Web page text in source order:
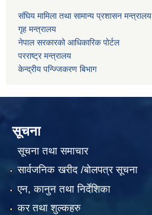
संघिय मामिला तथा सामान्य प्रशासन मन्त्रालय
गृह मन्त्रालय
नेपाल सरकारको आधिकारिक पोर्टल
परराष्ट्र मन्त्रालय
केन्द्रीय पन्ज्जिकरण बिभाग
सूचना
सूचना तथा समाचार
सार्वजनिक खरीद /बोलपत्र सूचना
एन, कानुन तथा निर्देशिका
कर तथा शुल्कहरु